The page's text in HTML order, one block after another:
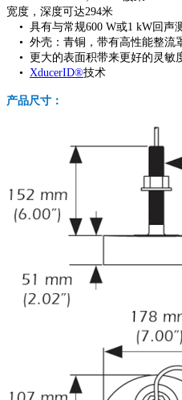
宽度，深度可达294米
• 具有与常规600 W或1 kW回声
• 外壳：青铜，带有高性能整流
• 更大的表面积带来更好的灵敏
• XducerID®技术
产品尺寸：